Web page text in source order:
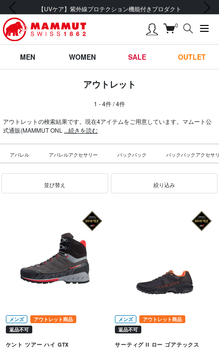
【UVケア】紫外線プロテクション機能付きプロダクト
前の画像 次の画像
0
MEN WOMEN SALE OUTLET
アウトレット
1 - 4件 / 4件
アウトレットの検索結果です。現在4アイテムをご用意しています。マムート公
式通販(MAMMUT ONL ...続きを読む
アパレル アパレルアクセサリー バックパック バックパックアクセサ
並び替え 絞り込み
メンズ
アウトレット商品
返品不可
ケント ツアー ハイ GTX
メンズ
アウトレット商品
返品不可
サーティグ II ロー ゴアテックス